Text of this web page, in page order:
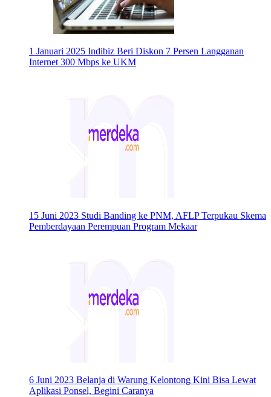
1 Januari 2025 Indibiz Beri Diskon 7 Persen Langganan
Internet 300 Mbps ke UKM
15 Juni 2023 Studi Banding ke PNM, AFLP Terpukau Skema
Pemberdayaan Perempuan Program Mekaar
6 Juni 2023 Belanja di Warung Kelontong Kini Bisa Lewat
Aplikasi Ponsel, Begini Caranya